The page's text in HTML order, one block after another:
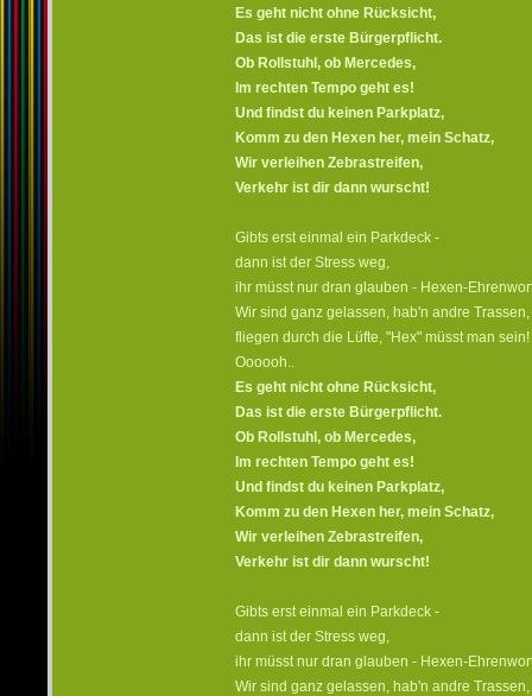
Es geht nicht ohne Rücksicht,
Das ist die erste Bürgerpflicht.
Ob Rollstuhl, ob Mercedes,
Im rechten Tempo geht es!
Und findst du keinen Parkplatz,
Komm zu den Hexen her, mein Schatz,
Wir verleihen Zebrastreifen,
Verkehr ist dir dann wurscht!
Gibts erst einmal ein Parkdeck -
dann ist der Stress weg,
ihr müsst nur dran glauben - Hexen-
Wir sind ganz gelassen, hab'n andre Trassen,
fliegen durch die Lüfte, "Hex" müsst man sein!
Oooooh..
Es geht nicht ohne Rücksicht,
Das ist die erste Bürgerpflicht.
Ob Rollstuhl, ob Mercedes,
Im rechten Tempo geht es!
Und findst du keinen Parkplatz,
Komm zu den Hexen her, mein Schatz,
Wir verleihen Zebrastreifen,
Verkehr ist dir dann wurscht!
Gibts erst einmal ein Parkdeck -
dann ist der Stress weg,
ihr müsst nur dran glauben - Hexen-
Wir sind ganz gelassen, hab'n andre Trassen,